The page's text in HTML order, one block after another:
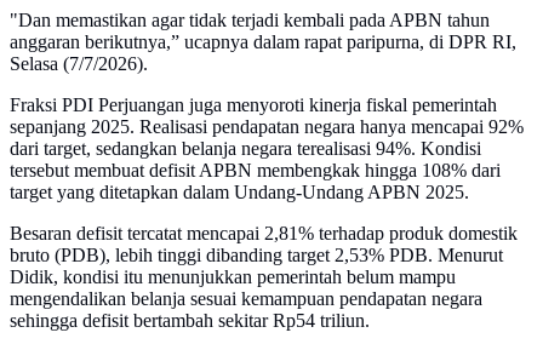
"Dan memastikan agar tidak terjadi kembali pada APBN tahun
anggaran berikutnya,” ucapnya dalam rapat paripurna, di DPR RI,
Selasa (7/7/2026).
Fraksi PDI Perjuangan juga menyoroti kinerja fiskal pemerintah
sepanjang 2025. Realisasi pendapatan negara hanya mencapai 92%
dari target, sedangkan belanja negara terealisasi 94%. Kondisi
tersebut membuat defisit APBN membengkak hingga 108% dari
target yang ditetapkan dalam Undang-Undang APBN 2025.
Besaran defisit tercatat mencapai 2,81% terhadap produk domestik
bruto (PDB), lebih tinggi dibanding target 2,53% PDB. Menurut
Didik, kondisi itu menunjukkan pemerintah belum mampu
mengendalikan belanja sesuai kemampuan pendapatan negara
sehingga defisit bertambah sekitar Rp54 triliun.